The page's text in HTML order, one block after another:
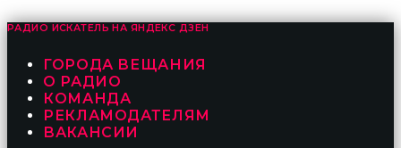
РАДИО ИСКАТЕЛЬ НА ЯНДЕКС ДЗЕН
ГОРОДА ВЕЩАНИЯ
О РАДИО
КОМАНДА
РЕКЛАМОДАТЕЛЯМ
ВАКАНСИИ